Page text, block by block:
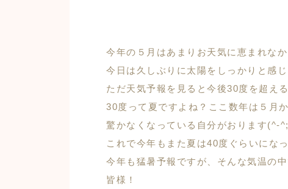
今年の５月はあまりお天気に恵まれな
今日は久しぶりに太陽をしっかりと感
ただ天気予報を見ると今後30度を超え
30度って夏ですよね？ここ数年は５月
驚かなくなっている自分がおります(^-^;
これで今年もまた夏は40度ぐらいにな
今年も猛暑予報ですが、そんな気温の
皆様！